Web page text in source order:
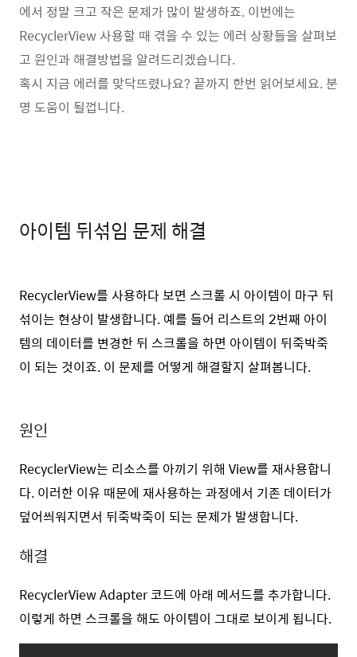
에서 정말 크고 작은 문제가 많이 발생하죠. 이번에는
RecyclerView 사용할 때 겪을 수 있는 에러 상황들을 살펴보
고 원인과 해결방법을 알려드리겠습니다.
혹시 지금 에러를 맞닥뜨렸나요? 끝까지 한번 읽어보세요. 분
명 도움이 될껍니다.
아이템 뒤섞임 문제 해결
RecyclerView를 사용하다 보면 스크롤 시 아이템이 마구 뒤
섞이는 현상이 발생합니다. 예를 들어 리스트의 2번째 아이
템의 데이터를 변경한 뒤 스크롤을 하면 아이템이 뒤죽박죽
이 되는 것이죠. 이 문제를 어떻게 해결할지 살펴봅니다.
원인
RecyclerView는 리소스를 아끼기 위해 View를 재사용합니
다. 이러한 이유 때문에 재사용하는 과정에서 기존 데이터가
덮어씌워지면서 뒤죽박죽이 되는 문제가 발생합니다.
해결
RecyclerView Adapter 코드에 아래 메서드를 추가합니다.
이렇게 하면 스크롤을 해도 아이템이 그대로 보이게 됩니다.